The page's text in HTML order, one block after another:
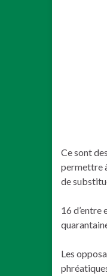
Ce sont
permettre
de
16 d’entre
Les